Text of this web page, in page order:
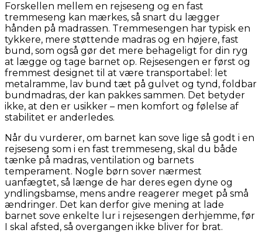
Forskellen mellem en rejseseng og en fast
tremmeseng kan mærkes, så snart du lægger
hånden på madrassen. Tremmesengen har typisk en
tykkere, mere støttende madras og en højere, fast
bund, som også gør det mere behageligt for din ryg
at lægge og tage barnet op. Rejsesengen er først og
fremmest designet til at være transportabel: let
metalramme, lav bund tæt på gulvet og tynd, foldbar
bundmadras, der kan pakkes sammen. Det betyder
ikke, at den er usikker – men komfort og følelse af
stabilitet er anderledes.
Når du vurderer, om barnet kan sove lige så godt i en
rejseseng som i en fast tremmeseng, skal du både
tænke på madras, ventilation og barnets
temperament. Nogle børn sover nærmest
uanfægtet, så længe de har deres egen dyne og
yndlingsbamse, mens andre reagerer meget på små
ændringer. Det kan derfor give mening at lade
barnet sove enkelte lur i rejsesengen derhjemme, før
I skal afsted, så overgangen ikke bliver for brat.